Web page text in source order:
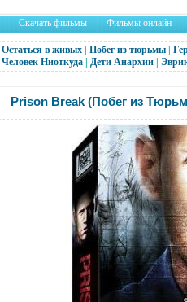
Скачать фильмы Фильмы онлайн
Остаться в живых Побег из тюрьмы
Человек Ниоткуда
Дети Анархии
Prison Break (Побег из